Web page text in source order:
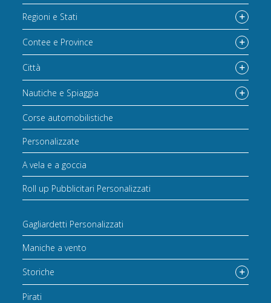
Regioni e Stati
Contee e Province
Città
Nautiche e Spiaggia
Corse automobilistiche
Personalizzate
A vela e a goccia
Roll up Pubblicitari Personalizzati
Gagliardetti Personalizzati
Maniche a vento
Storiche
Pirati